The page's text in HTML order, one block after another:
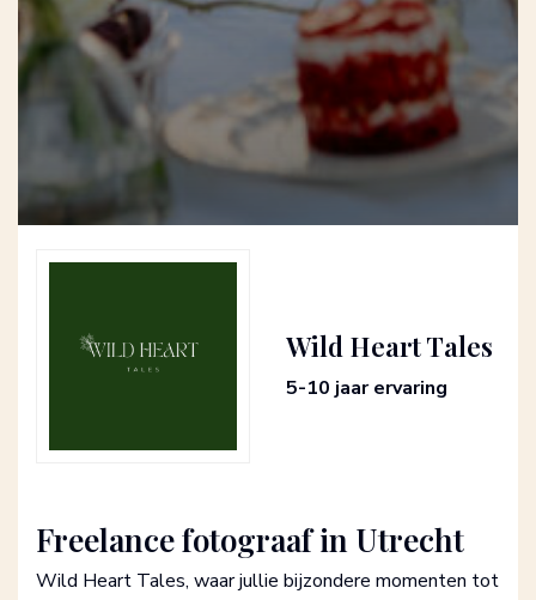
Wild Heart Tales
5-10 jaar ervaring
Freelance fotograaf in Utrecht
Wild Heart Tales, waar jullie bijzondere momenten tot